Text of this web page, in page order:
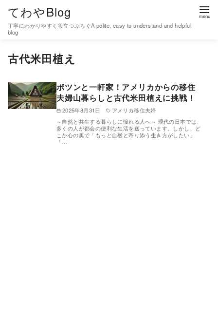
てわやBlog
丁寧にわかりやすく役立つぶろぐA polite, easy to understand and helpful
blog
古代米田植え
ポツンと一軒家！アメリカからの移住
夫婦山暮らしと古代米田植えに挑戦！
2025年8月31日
アメリカ移住夫婦
～自然と共生する暮らしに憧れる人へ～ 現代の日本では、
多くの人が都会の便利な生活を送っています。しかし、ど
こか心の奥で「もっと自然と寄り添う生き方がしたい」
「…